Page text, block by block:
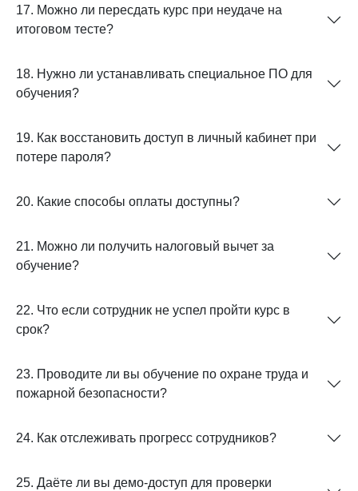
17. Можно ли пересдать курс при неудаче на
итоговом тесте?
18. Нужно ли устанавливать специальное ПО для
обучения?
19. Как восстановить доступ в личный кабинет при
потере пароля?
20. Какие способы оплаты доступны?
21. Можно ли получить налоговый вычет за
обучение?
22. Что если сотрудник не успел пройти курс в
срок?
23. Проводите ли вы обучение по охране труда и
пожарной безопасности?
24. Как отслеживать прогресс сотрудников?
25. Даёте ли вы демо-доступ для проверки